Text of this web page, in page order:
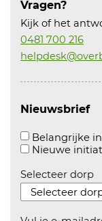
Vragen?
Kijk of het
0481 700 216
Nieuwsbrief
Belangrijke
Nieuwe
Selecteer dorp